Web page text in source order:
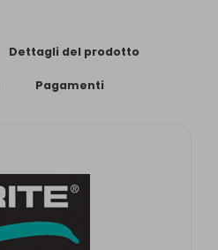
Dettagli del prodotto
Pagamenti